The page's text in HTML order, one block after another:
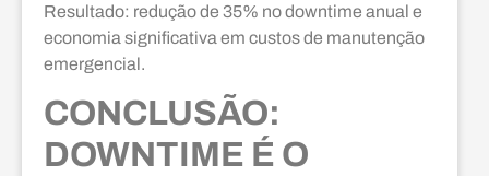
Resultado: redução de 35% no downtime anual e
economia significativa em custos de manutenção
emergencial.
CONCLUSÃO:
DOWNTIME É O